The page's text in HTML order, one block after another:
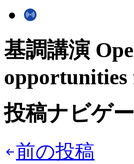
基調講演
投稿ナビゲ
前の投稿